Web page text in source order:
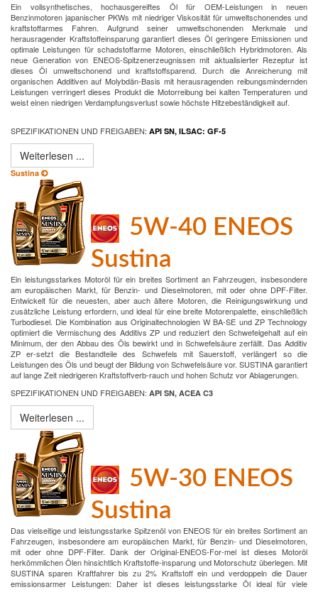
Ein vollsynthetisches, hochausgereiftes Öl für OEM-Leistungen in neuen
Benzinmotoren japanischer PKWs mit niedriger Viskosität für umweltschonendes und
kraftstoffarmes Fahren. Aufgrund seiner umweltschonenden Merkmale und
herausragender Kraftstoffeinsparung garantiert dieses Öl geringere Emissionen und
optimale Leistungen für schadstoffarme Motoren, einschließlich Hybridmotoren. Als
neue Generation von ENEOS-Spitzenerzeugnissen mit aktualisierter Rezeptur ist
dieses Öl umweltschonend und kraftstoffsparend. Durch die Anreicherung mit
organischen Additiven auf Molybdän-Basis mit herausragenden reibungsmindernden
Leistungen verringert dieses Produkt die Motorreibung bei kalten Temperaturen und
weist einen niedrigen Verdampfungsverlust sowie höchste Hitzebeständigkeit auf.
SPEZIFIKATIONEN UND FREIGABEN: API SN, ILSAC: GF-5
Weiterlesen ...
Sustina
5W-40 ENEOS
Sustina
Ein leistungsstarkes Motoröl für ein breites Sortiment an Fahrzeugen, insbesondere
am europäischen Markt, für Benzin- und Dieselmotoren, mit oder ohne DPF-Filter.
Entwickelt für die neuesten, aber auch ältere Motoren, die Reinigungswirkung und
zusätzliche Leistung erfordern, und ideal für eine breite Motorenpalette, einschließlich
Turbodiesel. Die Kombination aus Originaltechnologien W BA-SE und ZP Technology
optimiert die Vermischung des Additivs ZP und reduziert den Schwefelgehalt auf ein
Minimum, der den Abbau des Öls bewirkt und in Schwefelsäure zerfällt. Das Additiv
ZP er-setzt die Bestandteile des Schwefels mit Sauerstoff, verlängert so die
Leistungen des Öls und beugt der Bildung von Schwefelsäure vor. SUSTINA garantiert
auf lange Zeit niedrigeren Kraftstoffverb-rauch und hohen Schutz vor Ablagerungen.
SPEZIFIKATIONEN UND FREIGABEN: API SN, ACEA C3
Weiterlesen ...
5W-30 ENEOS
Sustina
Das vielseitige und leistungsstarke Spitzenöl von ENEOS für ein breites Sortiment an
Fahrzeugen, insbesondere am europäischen Markt, für Benzin- und Dieselmotoren,
mit oder ohne DPF-Filter. Dank der Original-ENEOS-For-mel ist dieses Motoröl
herkömmlichen Ölen hinsichtlich Kraftstoffe-insparung und Motorschutz überlegen. Mit
SUSTINA sparen Kraftfahrer bis zu 2% Kraftstoff ein und verdoppeln die Dauer
emissionsarmer Leistungen: Daher ist dieses leistungsstarke Öl ideal für viele